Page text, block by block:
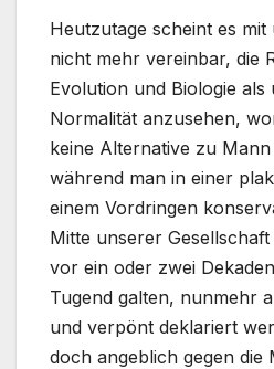
Heutzutage scheint es
nicht mehr vereinbar, die
Evolution und Biologie
Normalität anzusehen,
keine Alternative zu
während man in einer
einem Vordringen
Mitte unserer
vor ein oder zwei
Tugend galten, nunmehr
und verpönt deklariert
doch angeblich gegen die